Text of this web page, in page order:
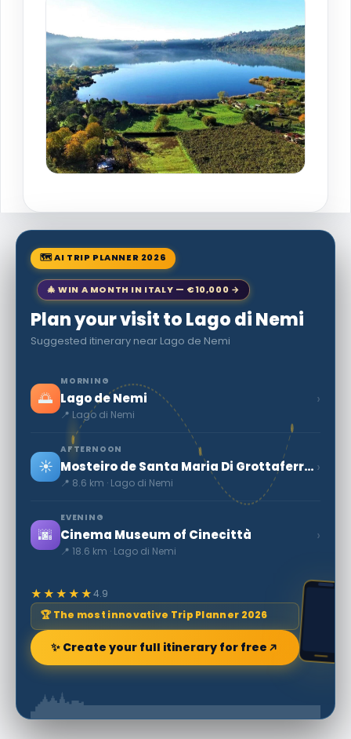
🗺 AI TRIP PLANNER 2026
🎄 WIN A MONTH IN ITALY — €10,000 →
Plan your visit to Lago di Nemi
Suggested itinerary near Lago de Nemi
🌅
MORNING
Lago de Nemi
📍 Lago di Nemi
›
☀️
AFTERNOON
Mosteiro de Santa Maria Di Grottaferrata
📍 8.6 km · Lago di Nemi
›
🌆
EVENING
Cinema Museum of Cinecittà
📍 18.6 km · Lago di Nemi
›
★★★★★4.9
🏆 The most innovative Trip Planner 2026
✨ Create your full itinerary for free